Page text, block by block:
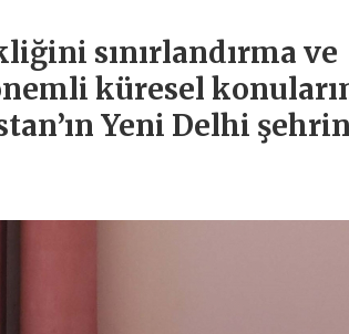
sınırlandırma ve
küresel
Yeni Delhi